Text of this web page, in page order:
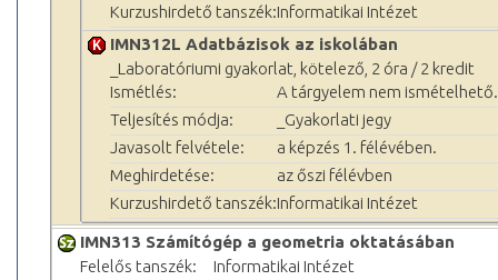
Kurzushirdető tanszék:Informatikai Intézet
IMN312L Adatbázisok az iskolában
_Laboratóriumi gyakorlat, kötelező, 2 óra / 2 kredit
Ismétlés:
A tárgyelem nem ismételhető.
Teljesítés módja:
_Gyakorlati jegy
Javasolt felvétele:
a képzés 1. félévében.
Meghirdetése:
az őszi félévben
Kurzushirdető tanszék:Informatikai Intézet
IMN313 Számítógép a geometria oktatásában
Felelős tanszék:
Informatikai Intézet